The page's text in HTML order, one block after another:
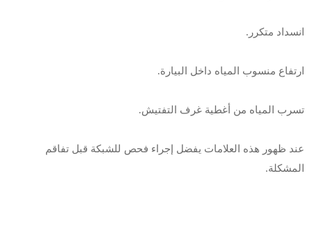
انسداد متكرر.
ارتفاع منسوب المياه داخل البيارة.
تسرب المياه من أغطية غرف التفتيش.
عند ظهور هذه العلامات يفضل إجراء فحص للشبكة قبل تفاقم
المشكلة.